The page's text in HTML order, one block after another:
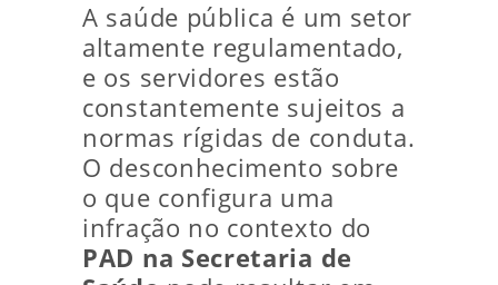
A saúde pública é um setor
altamente regulamentado,
e os servidores estão
constantemente sujeitos a
normas rígidas de conduta.
O desconhecimento sobre
o que configura uma
infração no contexto do
PAD na Secretaria de